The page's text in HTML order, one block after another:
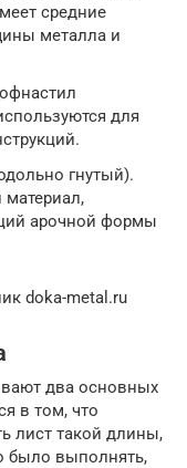
средние
металла и
для
гнутый).
арочной формы
doka-metal.ru
два основных
в том, что
лист такой длины,
было выполнять,